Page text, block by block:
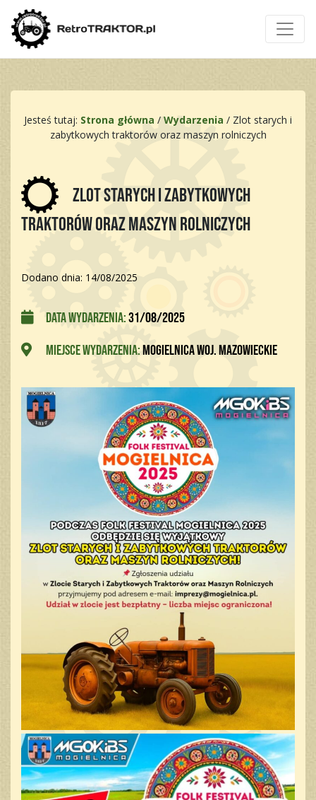
Jesteś tutaj: Strona główna / Wydarzenia / Zlot starych i
zabytkowych traktorów oraz maszyn rolniczych
Zlot starych i zabytkowych
traktorów oraz maszyn rolniczych
Dodano dnia: 14/08/2025
Data wydarzenia:31/08/2025
Miejsce wydarzenia:Mogielnica woj. mazowieckie